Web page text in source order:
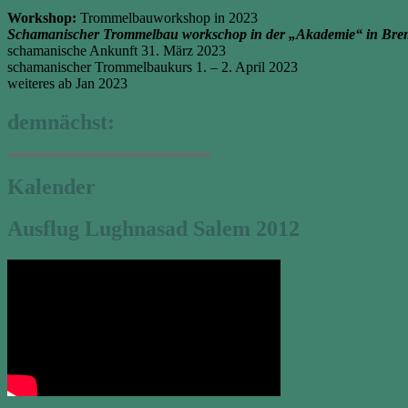
Workshop: Trommelbauworkshop in 2023
Schamanischer Trommelbau workschop in der „Akademie“ in
schamanische Ankunft 31. März 2023
schamanischer Trommelbaukurs 1. – 2. April 2023
weiteres ab Jan 2023
demnächst:
Kalender
Ausflug Lughnasad Salem 2012